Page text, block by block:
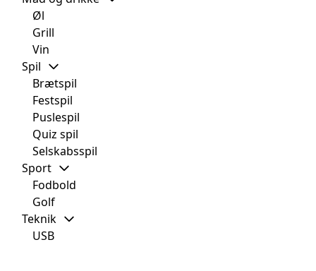
Øl
Grill
Vin
Spil
Brætspil
Festspil
Puslespil
Quiz spil
Selskabsspil
Sport
Fodbold
Golf
Teknik
USB